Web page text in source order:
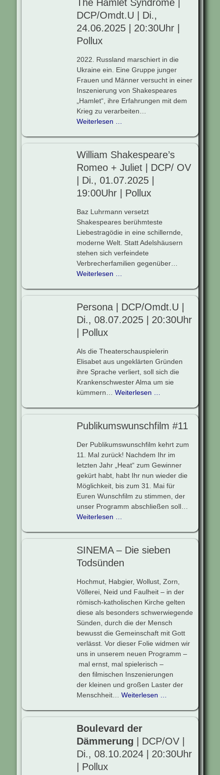
The Hamlet Syndrome |
DCP/Omdt.U | Di.,
24.06.2025 | 20:30Uhr |
Pollux
2022. Russland marschiert in die
Ukraine ein. Eine Gruppe junger
Frauen und Männer versucht in einer
Inszenierung von Shakespeares
„Hamlet“, ihre Erfahrungen mit dem
Krieg zu verarbeiten…
Weiterlesen …
William Shakespeare’s
Romeo + Juliet | DCP/ OV
| Di., 01.07.2025 |
19:00Uhr | Pollux
Baz Luhrmann versetzt
Shakespeares berühmteste
Liebestragödie in eine schillernde,
moderne Welt. Statt Adelshäusern
stehen sich verfeindete
Verbrecherfamilien gegenüber…
Weiterlesen …
Persona | DCP/Omdt.U |
Di., 08.07.2025 | 20:30Uhr
| Pollux
Als die Theaterschauspielerin
Elisabet aus ungeklärten Gründen
ihre Sprache verliert, soll sich die
Krankenschwester Alma um sie
kümmern… Weiterlesen …
Publikumswunschfilm #11
Der Publikumswunschfilm kehrt zum
11. Mal zurück! Nachdem Ihr im
letzten Jahr „Heat“ zum Gewinner
gekürt habt, habt Ihr nun wieder die
Möglichkeit, bis zum 31. Mai für
Euren Wunschfilm zu stimmen, der
unser Programm abschließen soll…
Weiterlesen …
SINEMA – Die sieben
Todsünden
Hochmut, Habgier, Wollust, Zorn,
Völlerei, Neid und Faulheit – in der
römisch-katholischen Kirche gelten
diese als besonders schwerwiegende
Sünden, durch die der Mensch
bewusst die Gemeinschaft mit Gott
verlässt. Vor dieser Folie widmen wir
uns in unserem neuen Programm –
mal ernst, mal spielerisch –
den filmischen Inszenierungen
der kleinen und großen Laster der
Menschheit… Weiterlesen …
Boulevard der
Dämmerung
| DCP/OV |
Di., 08.10.2024 | 20:30Uhr
| Pollux